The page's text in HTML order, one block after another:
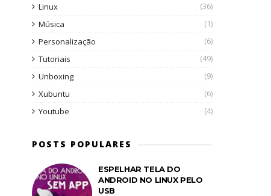
Linux
(36)
Música
(1)
Personalização
(6)
Tutoriais
(49)
Unboxing
(9)
Xubuntu
(6)
Youtube
(4)
POSTS POPULARES
ESPELHAR TELA DO
ANDROID NO LINUX PELO
USB